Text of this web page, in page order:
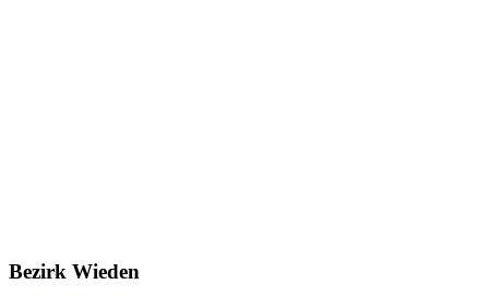
Bezirk Wieden